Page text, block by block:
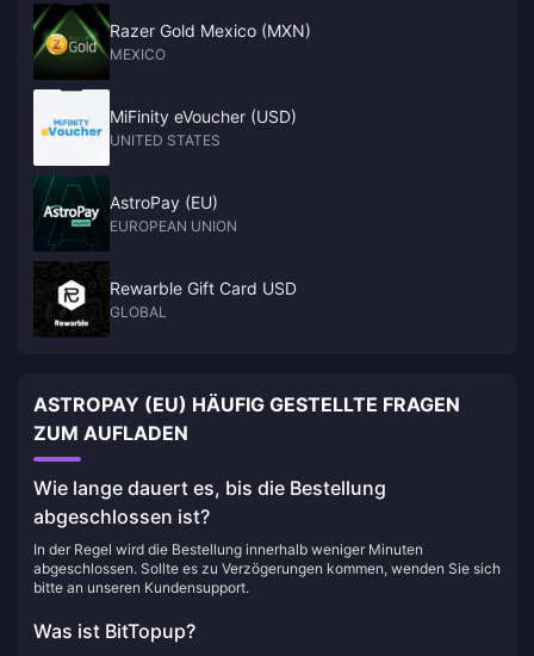
Razer Gold Mexico (MXN)
MEXICO
MiFinity eVoucher (USD)
UNITED STATES
AstroPay (EU)
EUROPEAN UNION
Rewarble Gift Card USD
GLOBAL
ASTROPAY (EU) HÄUFIG GESTELLTE FRAGEN
ZUM AUFLADEN
Wie lange dauert es, bis die Bestellung
abgeschlossen ist?
In der Regel wird die Bestellung innerhalb weniger Minuten
abgeschlossen. Sollte es zu Verzögerungen kommen, wenden Sie sich
bitte an unseren Kundensupport.
Was ist BitTopup?